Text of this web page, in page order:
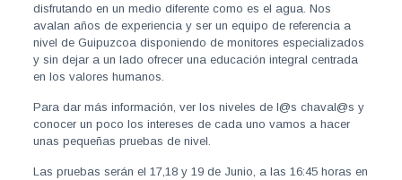
disfrutando en un medio diferente como es el agua. Nos
avalan años de experiencia y ser un equipo de referencia a
nivel de Guipuzcoa disponiendo de monitores especializados
y sin dejar a un lado ofrecer una educación integral centrada
en los valores humanos.
Para dar más información, ver los niveles de l@s chaval@s y
conocer un poco los intereses de cada uno vamos a hacer
unas pequeñas pruebas de nivel.
Las pruebas serán el 17,18 y 19 de Junio, a las 16:45 horas en